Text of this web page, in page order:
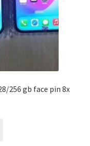
256 gb face pin 8x